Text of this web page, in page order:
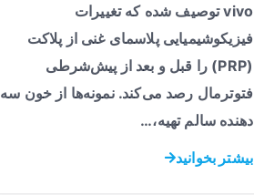
vivo توصیف شده که تغییرات
فیزیکوشیمیایی پلاسمای غنی از پلاکت
(PRP) را قبل و بعد از پیش‌شرطی
فتوترمال رصد می‌کند. نمونه‌ها از خون سه
دهنده سالم تهیه،…
بیشتر بخوانید